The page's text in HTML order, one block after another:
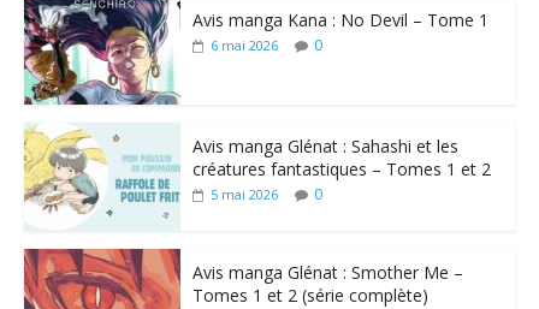
Avis manga Kana : No Devil – Tome 1
6 mai 2026 0
Avis manga Glénat : Sahashi et les
créatures fantastiques – Tomes 1 et 2
5 mai 2026 0
Avis manga Glénat : Smother Me –
Tomes 1 et 2 (série complète)